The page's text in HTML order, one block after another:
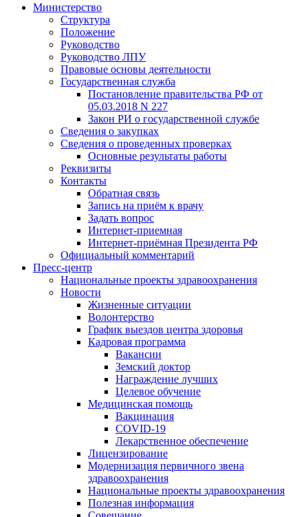
Министерство
Структура
Положение
Руководство
Руководство ЛПУ
Правовые основы деятельности
Государственная служба
Постановление правительства РФ от
05.03.2018 N 227
Закон РИ о государственной службе
Сведения о закупках
Сведения о проведенных проверках
Основные результаты работы
Реквизиты
Контакты
Обратная связь
Запись на приём к врачу
Задать вопрос
Интернет-приемная
Интернет-приёмная Президента РФ
Официальный комментарий
Пресс-центр
Национальные проекты здравоохранения
Новости
Жизненные ситуации
Волонтерство
График выездов центра здоровья
Кадровая программа
Вакансии
Земский доктор
Награждение лучших
Целевое обучение
Медицинская помощь
Вакцинация
COVID-19
Лекарственное обеспечение
Лицензирование
Модернизация первичного звена
здравоохранения
Национальные проекты здравоохранения
Полезная информация